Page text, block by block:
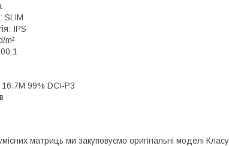
SLIM
IPS
m²
99% DCI-P3
матриць ми закуповуємо оригінальні моделі